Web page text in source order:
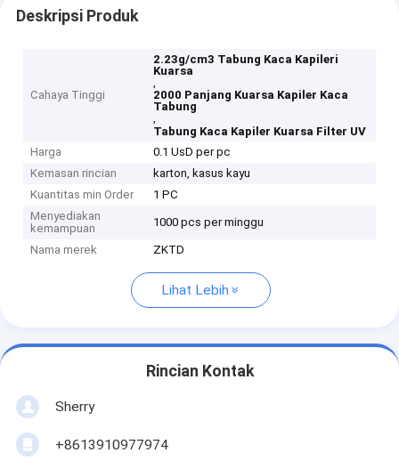
Deskripsi Produk
Cahaya Tinggi
2.23g/cm3 Tabung Kaca Kapileri
Kuarsa
,
2000 Panjang Kuarsa Kapiler Kaca
Tabung
,
Tabung Kaca Kapiler Kuarsa Filter UV
Harga
0.1 UsD per pc
Kemasan rincian
karton, kasus kayu
Kuantitas min Order
1 PC
Menyediakan
kemampuan
1000 pcs per minggu
Nama merek ZKTD
Lihat Lebih
Rincian Kontak
Sherry
+8613910977974